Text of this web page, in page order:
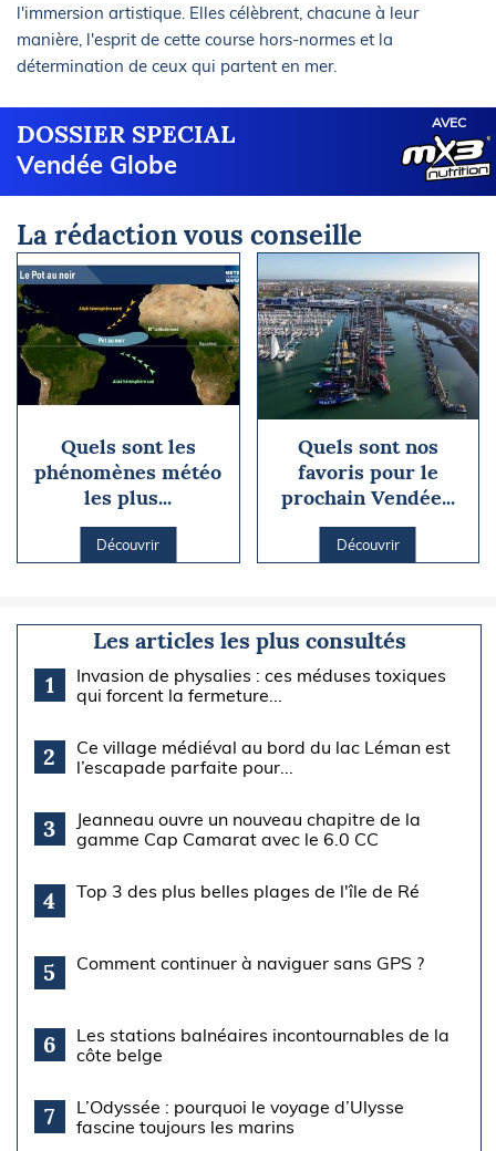
l'immersion artistique. Elles célèbrent, chacune à leur
manière, l'esprit de cette course hors-normes et la
détermination de ceux qui partent en mer.
DOSSIER SPECIAL
Vendée Globe
AVEC
La rédaction vous conseille
Quels sont les
phénomènes météo
les plus...
Découvrir
Quels sont nos
favoris pour le
prochain Vendée...
Découvrir
Les articles les plus consultés
1
Invasion de physalies : ces méduses toxiques
qui forcent la fermeture...
2
Ce village médiéval au bord du lac Léman est
l’escapade parfaite pour...
3
Jeanneau ouvre un nouveau chapitre de la
gamme Cap Camarat avec le 6.0 CC
4 Top 3 des plus belles plages de l'île de Ré
5 Comment continuer à naviguer sans GPS ?
6
Les stations balnéaires incontournables de la
côte belge
7
L’Odyssée : pourquoi le voyage d’Ulysse
fascine toujours les marins